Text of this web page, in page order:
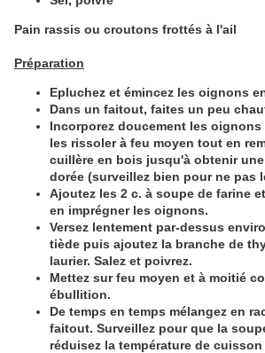
Pain rassis ou croutons frottés à l'ail
Préparation
Epluchez et émincez les oignons
Dans un faitout, faites un peu
Incorporez doucement les oignons
les rissoler à feu moyen tout en
cuillère en bois jusqu'à obtenir
dorée (surveillez bien pour ne pas
Ajoutez les 2 c. à soupe de farine
en imprégner les oignons.
Versez lentement par-dessus
tiède puis ajoutez la branche de
laurier. Salez et poivrez.
Mettez sur feu moyen et à moitié
ébullition.
De temps en temps mélangez en
faitout. Surveillez pour que la
réduisez la température de